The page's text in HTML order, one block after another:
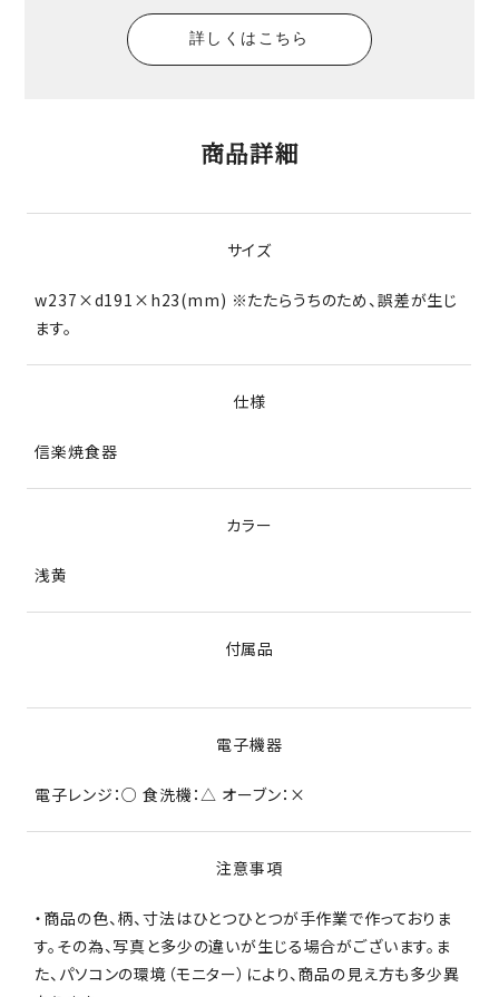
詳しくはこちら
商品詳細
サイズ
w237×d191×h23(mm) ※たたらうちのため、誤差が生じ
ます。
仕様
信楽焼食器
カラー
浅黄
付属品
電子機器
電子レンジ：○ 食洗機：△ オーブン：×
注意事項
・商品の色、柄、寸法はひとつひとつが手作業で作っておりま
す。その為、写真と多少の違いが生じる場合がございます。ま
た、パソコンの環境（モニター）により、商品の見え方も多少異